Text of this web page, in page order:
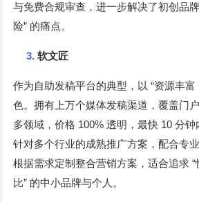
与免费合规审查，进一步解决了初创品
险” 的痛点。
3.软文匠
作为自助发稿平台的典型，以 “资源丰富
色。拥有上万个媒体发稿渠道，覆盖门
多领域，价格 100%透明，最快 10分钟
针对多个行业的成熟推广方案，配合专
根据需求定制整合营销方案，适合追求“
比” 的中小品牌与个人。